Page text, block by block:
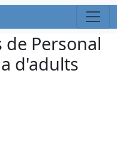
de Personal
d'adults